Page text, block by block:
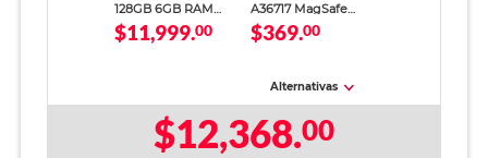
128GB 6GB RAM
eSIM Negro
$11,999.00
A36717 MagSafe
5000 mAh
$369.00
Alternativas
$12,368.00